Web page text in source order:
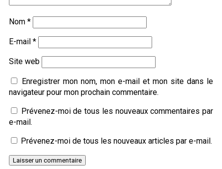
Nom *
E-mail *
Site web
Enregistrer mon nom, mon e-mail et mon site dans le
navigateur pour mon prochain commentaire.
Prévenez-moi de tous les nouveaux commentaires par
e-mail.
Prévenez-moi de tous les nouveaux articles par e-mail.